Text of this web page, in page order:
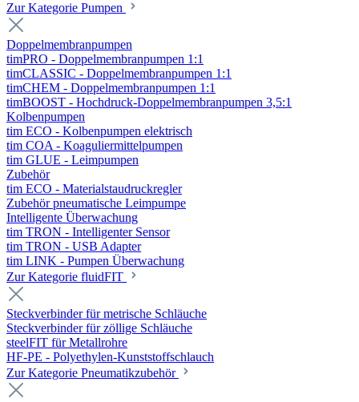
Zur Kategorie Pumpen
Doppelmembranpumpen
timPRO - Doppelmembranpumpen 1:1
timCLASSIC - Doppelmembranpumpen 1:1
timCHEM - Doppelmembranpumpen 1:1
timBOOST - Hochdruck-Doppelmembranpumpen 3,5:1
Kolbenpumpen
tim ECO - Kolbenpumpen elektrisch
tim COA - Koaguliermittelpumpen
tim GLUE - Leimpumpen
Zubehör
tim ECO - Materialstaudruckregler
Zubehör pneumatische Leimpumpe
Intelligente Überwachung
tim TRON - Intelligenter Sensor
tim TRON - USB Adapter
tim LINK - Pumpen Überwachung
Zur Kategorie fluidFIT
Steckverbinder für metrische Schläuche
Steckverbinder für zöllige Schläuche
steelFIT für Metallrohre
HF-PE - Polyethylen-Kunststoffschlauch
Zur Kategorie Pneumatikzubehör